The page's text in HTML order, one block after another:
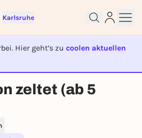
Karlsruhe
Hier geht’s zu coolen aktuellen
IST BEENDET
zeltet (ab 5
free and get started
right away
follow pages, or participate in
a free Rausgegangen account.
FOR FREE NOW